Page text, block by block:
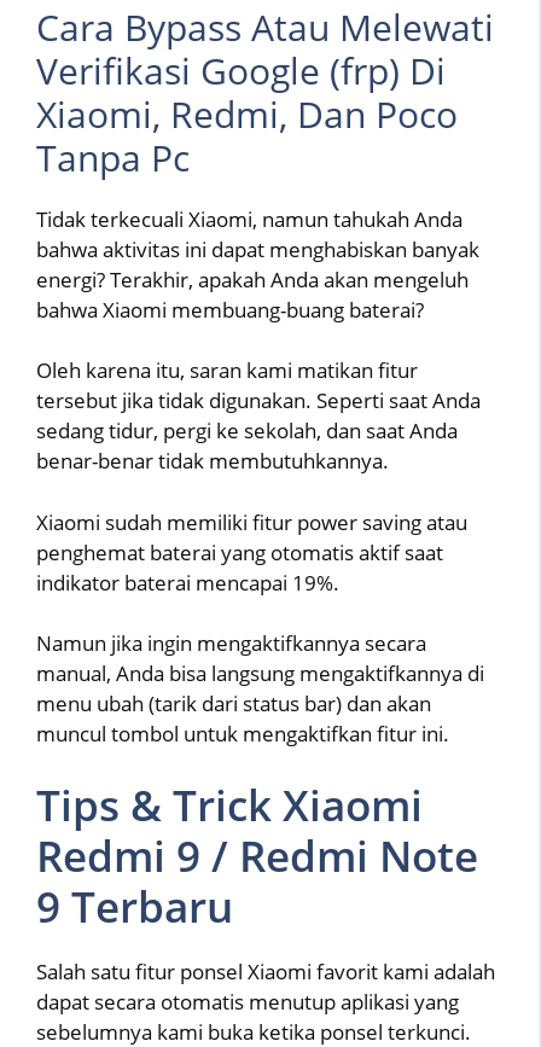
Cara Bypass Atau Melewati
Verifikasi Google (frp) Di
Xiaomi, Redmi, Dan Poco
Tanpa Pc
Tidak terkecuali Xiaomi, namun tahukah Anda
bahwa aktivitas ini dapat menghabiskan banyak
energi? Terakhir, apakah Anda akan mengeluh
bahwa Xiaomi membuang-buang baterai?
Oleh karena itu, saran kami matikan fitur
tersebut jika tidak digunakan. Seperti saat Anda
sedang tidur, pergi ke sekolah, dan saat Anda
benar-benar tidak membutuhkannya.
Xiaomi sudah memiliki fitur power saving atau
penghemat baterai yang otomatis aktif saat
indikator baterai mencapai 19%.
Namun jika ingin mengaktifkannya secara
manual, Anda bisa langsung mengaktifkannya di
menu ubah (tarik dari status bar) dan akan
muncul tombol untuk mengaktifkan fitur ini.
Tips & Trick Xiaomi
Redmi 9 / Redmi Note
9 Terbaru
Salah satu fitur ponsel Xiaomi favorit kami adalah
dapat secara otomatis menutup aplikasi yang
sebelumnya kami buka ketika ponsel terkunci.